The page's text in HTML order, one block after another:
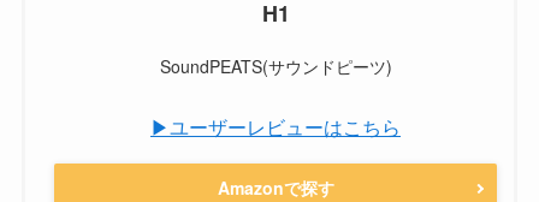
H1
SoundPEATS(サウンドピーツ)
▶ユーザーレビューはこちら
Amazonで探す